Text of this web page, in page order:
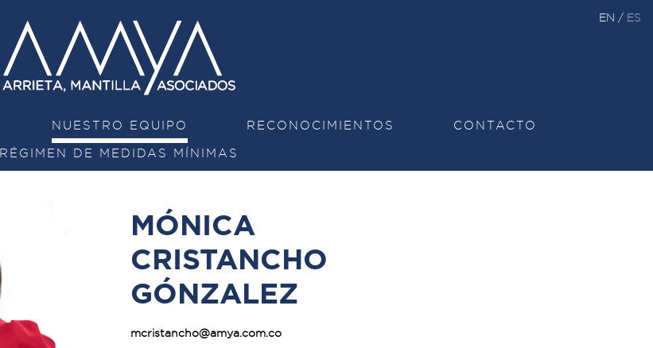
EN / ES
NUESTRO EQUIPO RECONOCIMIENTOS CONTACTO
RÉGIMEN DE MEDIDAS MÍNIMAS
MÓNICA
CRISTANCHO
GÓNZALEZ
mcristancho@amya.com.co